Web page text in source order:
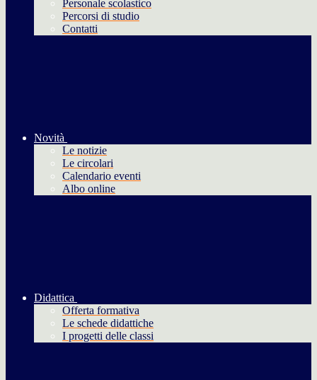
Personale scolastico
Percorsi di studio
Contatti
Novità
Le notizie
Le circolari
Calendario eventi
Albo online
Didattica
Offerta formativa
Le schede didattiche
I progetti delle classi